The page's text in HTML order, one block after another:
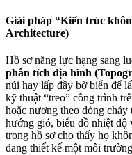
Giải pháp “Kiến trúc
Architecture)
Hồ sơ năng lực hạng sang
phân tích địa hình
núi hay lấp đầy bờ biển để
kỹ thuật “treo” công trình
hoặc nương theo dòng
hướng gió, biểu đồ nhiệt độ
trong hồ sơ cho thấy họ
đang thiết kế một môi